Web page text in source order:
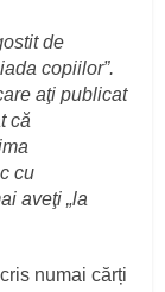
de
copiilor”.
aţi publicat
că
cu
aveţi „la
numai cărți